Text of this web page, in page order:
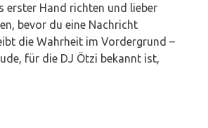
erster Hand richten und lieber
bevor du eine Nachricht
die Wahrheit im Vordergrund –
für die DJ Ötzi bekannt ist,